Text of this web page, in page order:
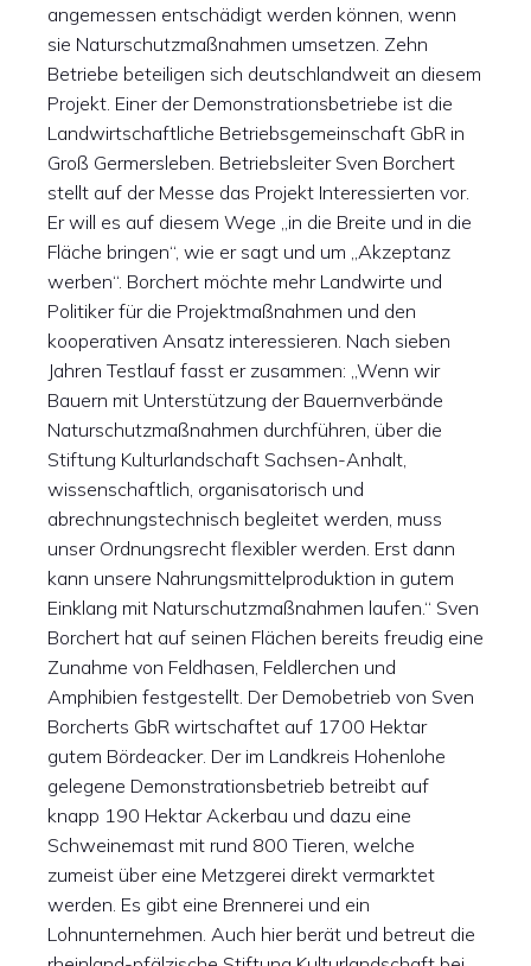
angemessen entschädigt werden können, wenn
sie Naturschutzmaßnahmen umsetzen. Zehn
Betriebe beteiligen sich deutschlandweit an diesem
Projekt. Einer der Demonstrationsbetriebe ist die
Landwirtschaftliche Betriebsgemeinschaft GbR in
Groß Germersleben. Betriebsleiter Sven Borchert
stellt auf der Messe das Projekt Interessierten vor.
Er will es auf diesem Wege „in die Breite und in die
Fläche bringen“, wie er sagt und um „Akzeptanz
werben“. Borchert möchte mehr Landwirte und
Politiker für die Projektmaßnahmen und den
kooperativen Ansatz interessieren. Nach sieben
Jahren Testlauf fasst er zusammen: „Wenn wir
Bauern mit Unterstützung der Bauernverbände
Naturschutzmaßnahmen durchführen, über die
Stiftung Kulturlandschaft Sachsen-Anhalt,
wissenschaftlich, organisatorisch und
abrechnungstechnisch begleitet werden, muss
unser Ordnungsrecht flexibler werden. Erst dann
kann unsere Nahrungsmittelproduktion in gutem
Einklang mit Naturschutzmaßnahmen laufen.“ Sven
Borchert hat auf seinen Flächen bereits freudig eine
Zunahme von Feldhasen, Feldlerchen und
Amphibien festgestellt. Der Demobetrieb von Sven
Borcherts GbR wirtschaftet auf 1700 Hektar
gutem Bördeacker. Der im Landkreis Hohenlohe
gelegene Demonstrationsbetrieb betreibt auf
knapp 190 Hektar Ackerbau und dazu eine
Schweinemast mit rund 800 Tieren, welche
zumeist über eine Metzgerei direkt vermarktet
werden. Es gibt eine Brennerei und ein
Lohnunternehmen. Auch hier berät und betreut die